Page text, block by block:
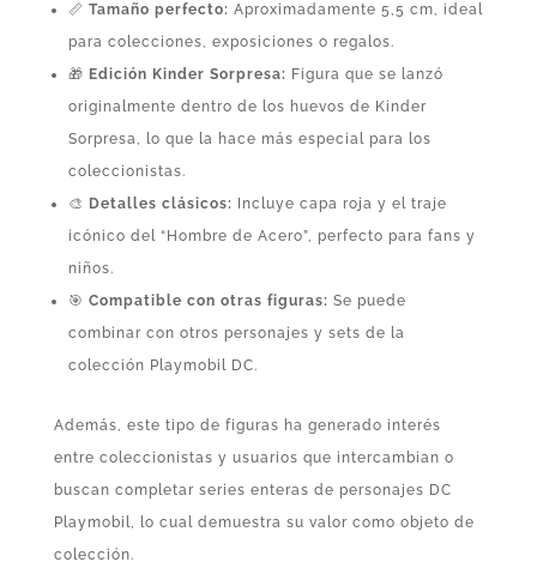
📏 Tamaño perfecto: Aproximadamente 5,5 cm, ideal
para colecciones, exposiciones o regalos.
🎁 Edición Kinder Sorpresa: Figura que se lanzó
originalmente dentro de los huevos de Kinder
Sorpresa, lo que la hace más especial para los
coleccionistas.
🎨 Detalles clásicos:
Incluye capa roja y el traje
icónico del “Hombre de Acero”, perfecto para fans y
niños.
🎯 Compatible con otras figuras: Se puede
combinar con otros personajes y sets de la
colección Playmobil DC.
Además, este tipo de figuras ha generado interés
entre coleccionistas y usuarios que intercambian o
buscan completar series enteras de personajes DC
Playmobil, lo cual demuestra su valor como objeto de
colección.